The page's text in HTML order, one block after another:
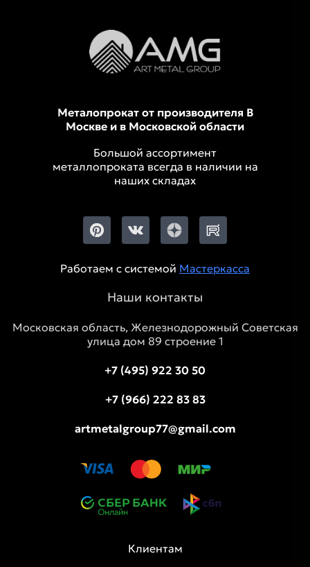
Металопрокат от производителя В
Москве и в Московской области
Большой ассортимент
металлопроката всегда в наличии на
наших складах
Работаем с системой Мастеркасса
Наши контакты
Московская область, Железнодорожный Советская
улица дом 89 строение 1
+7 (495) 922 30 50
+7 (966) 222 83 83
artmetalgroup77@gmail.com
Клиентам